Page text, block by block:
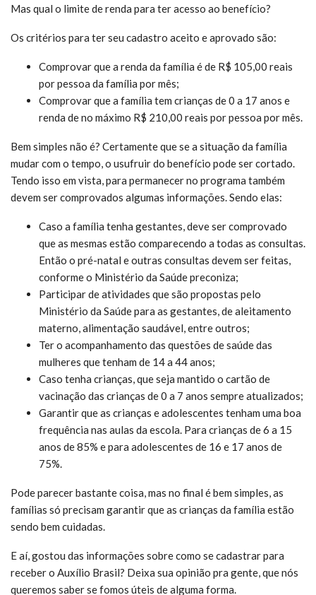
Mas qual o limite de renda para ter acesso ao benefício?
Os critérios para ter seu cadastro aceito e aprovado são:
Comprovar que a renda da família é de R$ 105,00 reais
por pessoa da família por mês;
Comprovar que a família tem crianças de 0 a 17 anos e
renda de no máximo R$ 210,00 reais por pessoa por mês.
Bem simples não é? Certamente que se a situação da família
mudar com o tempo, o usufruir do benefício pode ser cortado.
Tendo isso em vista, para permanecer no programa também
devem ser comprovados algumas informações. Sendo elas:
Caso a família tenha gestantes, deve ser comprovado
que as mesmas estão comparecendo a todas as consultas.
Então o pré-natal e outras consultas devem ser feitas,
conforme o Ministério da Saúde preconiza;
Participar de atividades que são propostas pelo
Ministério da Saúde para as gestantes, de aleitamento
materno, alimentação saudável, entre outros;
Ter o acompanhamento das questões de saúde das
mulheres que tenham de 14 a 44 anos;
Caso tenha crianças, que seja mantido o cartão de
vacinação das crianças de 0 a 7 anos sempre atualizados;
Garantir que as crianças e adolescentes tenham uma boa
frequência nas aulas da escola. Para crianças de 6 a 15
anos de 85% e para adolescentes de 16 e 17 anos de
75%.
Pode parecer bastante coisa, mas no final é bem simples, as
famílias só precisam garantir que as crianças da família estão
sendo bem cuidadas.
E aí, gostou das informações sobre como se cadastrar para
receber o Auxílio Brasil? Deixa sua opinião pra gente, que nós
queremos saber se fomos úteis de alguma forma.